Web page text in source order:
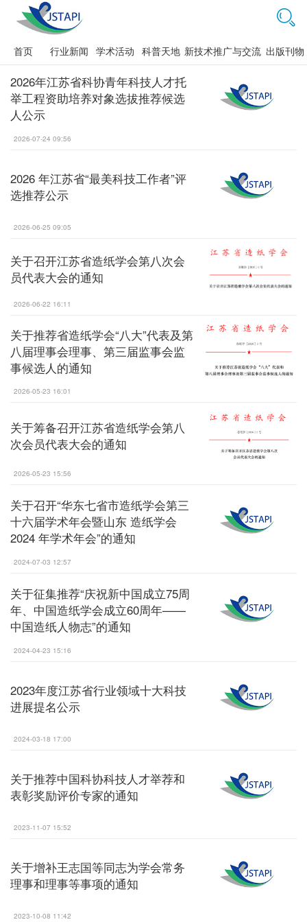
首页 行业新闻 学术活动 科普天地 新技术推广与交流 出版刊物
2026年江苏省科协青年科技人才托
举工程资助培养对象选拔推荐候选
人公示
2026-07-24 09:56
2026 年江苏省“最美科技工作者”评
选推荐公示
2026-06-25 09:05
关于召开江苏省造纸学会第八次会
员代表大会的通知
2026-06-22 16:11
关于推荐省造纸学会“八大”代表及第
八届理事会理事、第三届监事会监
事候选人的通知
2026-05-23 16:01
关于筹备召开江苏省造纸学会第八
次会员代表大会的通知
2026-05-23 15:56
关于召开“华东七省市造纸学会第三
十六届学术年会暨山东 造纸学会
2024 年学术年会”的通知
2024-07-03 12:57
关于征集推荐“庆祝新中国成立75周
年、中国造纸学会成立60周年——
中国造纸人物志”的通知
2024-04-23 15:16
2023年度江苏省行业领域十大科技
进展提名公示
2024-03-18 17:00
关于推荐中国科协科技人才举荐和
表彰奖励评价专家的通知
2023-11-07 15:52
关于增补王志国等同志为学会常务
理事和理事等事项的通知
2023-10-08 11:42